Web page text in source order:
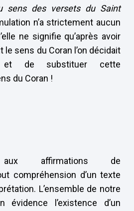
sens des versets du Saint
n’a strictement aucun
ne signifie qu’après avoir
le sens du Coran l’on décidait
et de substituer cette
du Coran !
aux affirmations de
compréhension d’un texte
L’ensemble de notre
évidence l’existence d’un